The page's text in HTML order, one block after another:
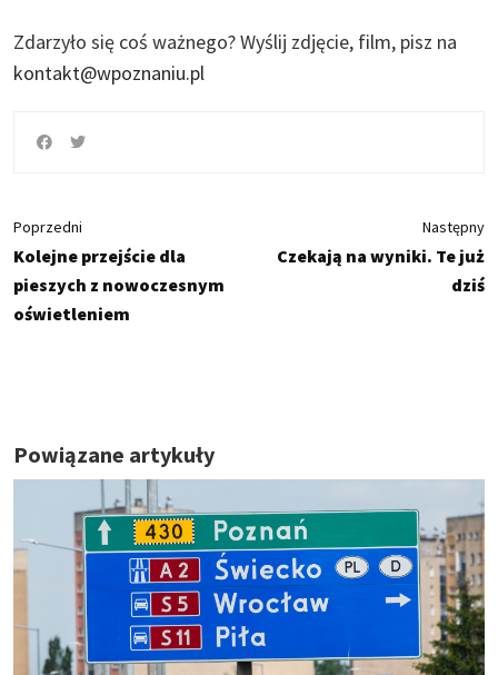
Zdarzyło się coś ważnego?Wyślij zdjęcie, film, pisz na
kontakt@wpoznaniu.pl
Poprzedni
Kolejne przejście dla
pieszych z nowoczesnym
oświetleniem
Następny
Czekają na wyniki. Te już
dziś
Powiązane artykuły